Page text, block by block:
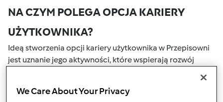
NA CZYM POLEGA OPCJA KARIERY
UŻYTKOWNIKA?
Ideą stworzenia opcji kariery użytkownika w Przepisowni
jest uznanie jego aktywności, które wspierają rozwój
portalu społecznościowym są nagradzane przez punkty.
Osiągnięcie określonej liczby punktów, automatycznie
We Care About Your Privacy